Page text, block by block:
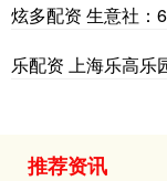
炫多配资 生意社：
乐配资 上海乐高乐
推荐资讯